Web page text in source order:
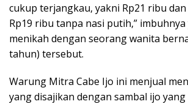
cukup terjangkau, yakni Rp21 ribu dan
Rp19 ribu tanpa nasi putih,”
menikah dengan seorang wanita
tahun) tersebut.
Warung Mitra Cabe Ijo ini menjual
yang disajikan dengan sambal ijo